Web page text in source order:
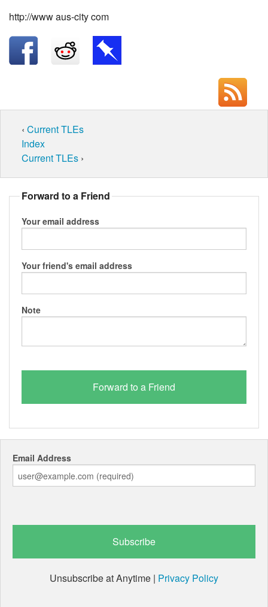
http://www aus-city com
‹ Current TLEs
Index
Current TLEs ›
Forward to a Friend
Your email address
Your friend's email address
Note
Email Address
Unsubscribe at Anytime | Privacy Policy